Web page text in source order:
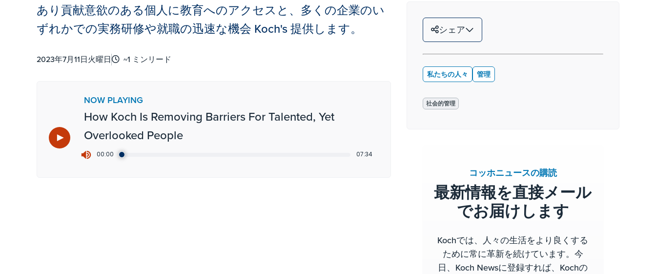
あり貢献意欲のある個人に教育へのアクセスと、多くの企業のい
ずれかでの実務研修や就職の迅速な機会 Koch's 提供します。
2023年7月11日火曜日 ~1 ミンリード
NOW PLAYING
How Koch Is Removing Barriers For Talented, Yet
Overlooked People
0
00:00 07:34
シェア
私たちの人々 管理
社会的管理
コッホニュースの購読
最新情報を直接メール
でお届けします
Kochでは、人々の生活をより良くする
ために常に革新を続けています。今
日、Koch Newsに登録すれば、Kochの